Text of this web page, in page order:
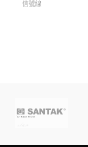
信號線